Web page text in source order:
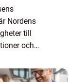
Nordens
till
och
är det